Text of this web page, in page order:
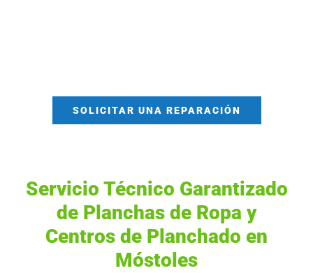
SOLICITAR UNA REPARACIÓN
Servicio Técnico Garantizado
de Planchas de Ropa y
Centros de Planchado en
Móstoles